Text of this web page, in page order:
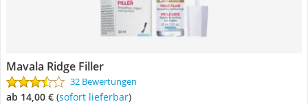
Mavala Ridge Filler
32 Bewertungen
ab 14,00 € ( Sofort lieferbar)